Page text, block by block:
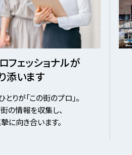
フェッショナルが
添います
りが「この街のプロ」。
街の情報を収集し、
に向き合います。